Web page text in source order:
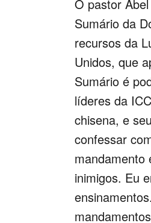
O pastor
Sumário da
recursos da
Unidos, que
Sumário é
líderes da
chisena, e
confessar
mandamento
inimigos. Eu